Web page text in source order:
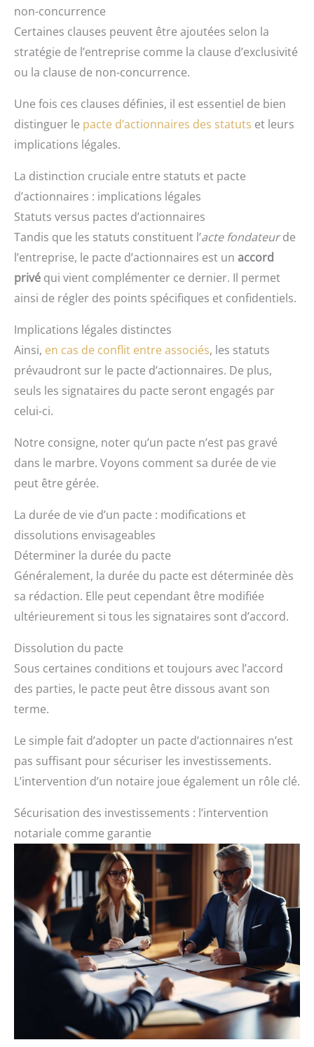
non-concurrence
Certaines clauses peuvent être ajoutées selon la
stratégie de l’entreprise comme la clause d’exclusivité
ou la clause de non-concurrence.
Une fois ces clauses définies, il est essentiel de bien
distinguer le pacte d’actionnaires des statuts et leurs
implications légales.
La distinction cruciale entre statuts et pacte
d’actionnaires : implications légales
Statuts versus pactes d’actionnaires
Tandis que les statuts constituent l’acte fondateurde
l’entreprise, le pacte d’actionnaires est un accord
privé qui vient complémenter ce dernier. Il permet
ainsi de régler des points spécifiques et confidentiels.
Implications légales distinctes
Ainsi, en cas de conflit entre associés, les statuts
prévaudront sur le pacte d’actionnaires. De plus,
seuls les signataires du pacte seront engagés par
celui-ci.
Notre consigne, noter qu’un pacte n’est pas gravé
dans le marbre. Voyons comment sa durée de vie
peut être gérée.
La durée de vie d’un pacte : modifications et
dissolutions envisageables
Déterminer la durée du pacte
Généralement, la durée du pacte est déterminée dès
sa rédaction. Elle peut cependant être modifiée
ultérieurement si tous les signataires sont d’accord.
Dissolution du pacte
Sous certaines conditions et toujours avec l’accord
des parties, le pacte peut être dissous avant son
terme.
Le simple fait d’adopter un pacte d’actionnaires n’est
pas suffisant pour sécuriser les investissements.
L’intervention d’un notaire joue également un rôle clé.
Sécurisation des investissements : l’intervention
notariale comme garantie